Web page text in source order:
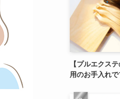
【プルエクス
用のお手入れ